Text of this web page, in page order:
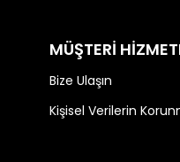
MÜŞTERİ
Bize Ulaşın
Kişisel Verilerin